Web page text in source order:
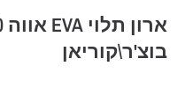
בוצ'ר\קוריאן